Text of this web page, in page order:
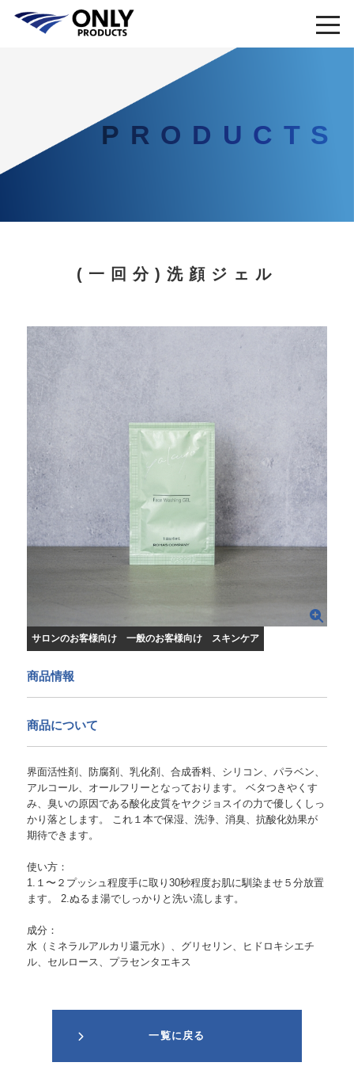
PRODUCTS
(一回分)洗顔ジェル
サロンのお客様向け 一般のお客様向け スキンケア
商品情報
商品について
界面活性剤、防腐剤、乳化剤、合成香料、シリコン、パラベン、
アルコール、オールフリーとなっております。 ベタつきやくす
み、臭いの原因である酸化皮質をヤクジョスイの力で優しくしっ
かり落とします。 これ１本で保湿、洗浄、消臭、抗酸化効果が
期待できます。
使い方：
1.１〜２プッシュ程度手に取り30秒程度お肌に馴染ませ５分放置
ます。 2.ぬるま湯でしっかりと洗い流します。
成分：
水（ミネラルアルカリ還元水）、グリセリン、ヒドロキシエチ
ル、セルロース、プラセンタエキス
一覧に戻る